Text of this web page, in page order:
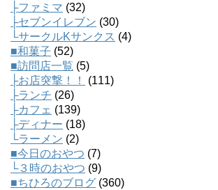
├ファミマ (32)
├セブンイレブン (30)
└サークルKサンクス (4)
■和菓子 (52)
■訪問店一覧 (5)
├お店突撃！！
(111)
├ランチ (26)
├カフェ (139)
├ディナー (18)
└ラーメン (2)
■今日のおやつ (7)
└３時のおやつ (9)
■ちひろのブログ (360)